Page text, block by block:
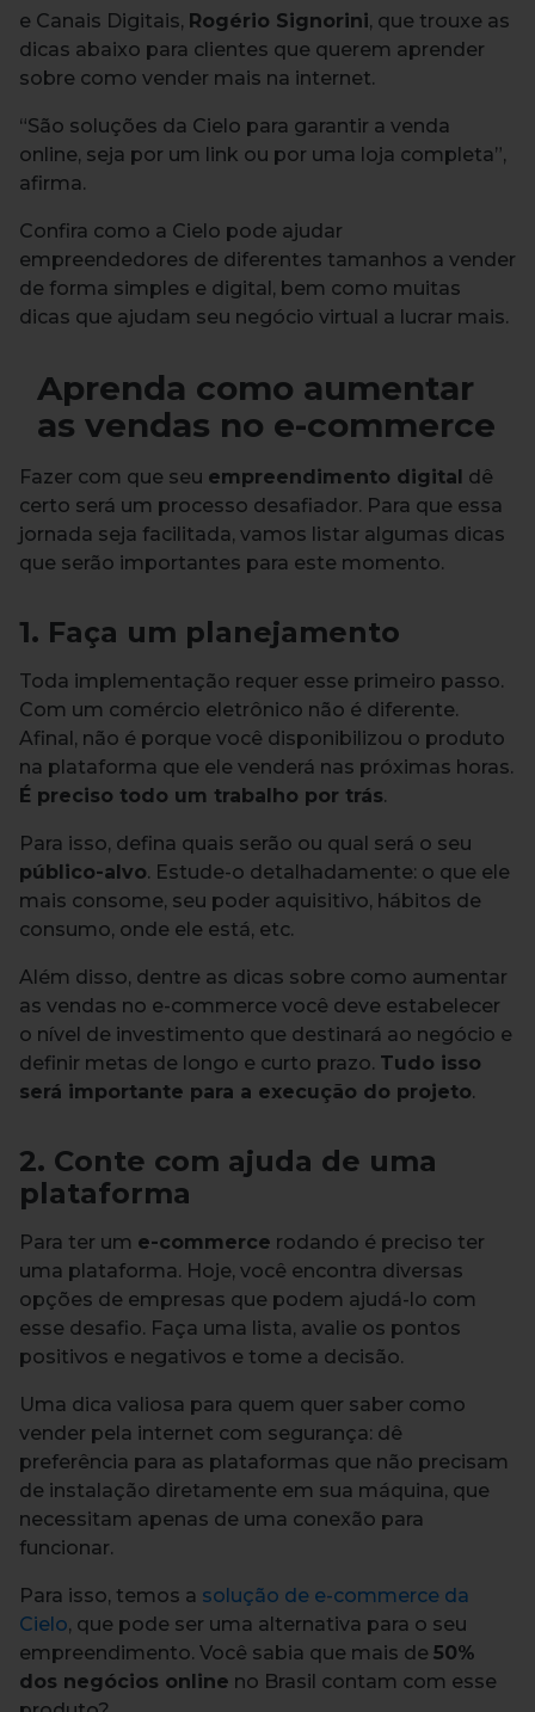
e Canais Digitais, Rogério Signorini, que trouxe as
dicas abaixo para clientes que querem aprender
sobre como vender mais na internet.
“São soluções da Cielo para garantir a venda
online, seja por um link ou por uma loja completa”,
afirma.
Confira como a Cielo pode ajudar
empreendedores de diferentes tamanhos a vender
de forma simples e digital, bem como muitas
dicas que ajudam seu negócio virtual a lucrar mais.
Aprenda como aumentar
as vendas no e-commerce
Fazer com que seu empreendimento digital dê
certo será um processo desafiador. Para que essa
jornada seja facilitada, vamos listar algumas dicas
que serão importantes para este momento.
1. Faça um planejamento
Toda implementação requer esse primeiro passo.
Com um comércio eletrônico não é diferente.
Afinal, não é porque você disponibilizou o produto
na plataforma que ele venderá nas próximas horas.
É preciso todo um trabalho por trás.
Para isso, defina quais serão ou qual será o seu
público-alvo. Estude-o detalhadamente: o que ele
mais consome, seu poder aquisitivo, hábitos de
consumo, onde ele está, etc.
Além disso, dentre as dicas sobre como aumentar
as vendas no e-commerce você deve estabelecer
o nível de investimento que destinará ao negócio e
definir metas de longo e curto prazo. Tudo isso
será importante para a execução do projeto.
2. Conte com ajuda de uma
plataforma
Para ter um e-commerce rodando é preciso ter
uma plataforma. Hoje, você encontra diversas
opções de empresas que podem ajudá-lo com
esse desafio. Faça uma lista, avalie os pontos
positivos e negativos e tome a decisão.
Uma dica valiosa para quem quer saber como
vender pela internet com segurança: dê
preferência para as plataformas que não precisam
de instalação diretamente em sua máquina, que
necessitam apenas de uma conexão para
funcionar.
Para isso, temos a solução de e-commerce da
Cielo, que pode ser uma alternativa para o seu
empreendimento. Você sabia que mais de 50%
dos negócios online no Brasil contam com esse